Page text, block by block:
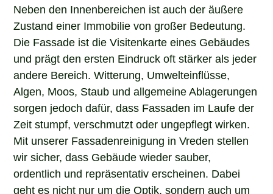
Neben den Innenbereichen ist auch der äußere
Zustand einer Immobilie von großer Bedeutung.
Die Fassade ist die Visitenkarte eines Gebäudes
und prägt den ersten Eindruck oft stärker als jeder
andere Bereich. Witterung, Umwelteinflüsse,
Algen, Moos, Staub und allgemeine Ablagerungen
sorgen jedoch dafür, dass Fassaden im Laufe der
Zeit stumpf, verschmutzt oder ungepflegt wirken.
Mit unserer Fassadenreinigung in Vreden stellen
wir sicher, dass Gebäude wieder sauber,
ordentlich und repräsentativ erscheinen. Dabei
geht es nicht nur um die Optik, sondern auch um